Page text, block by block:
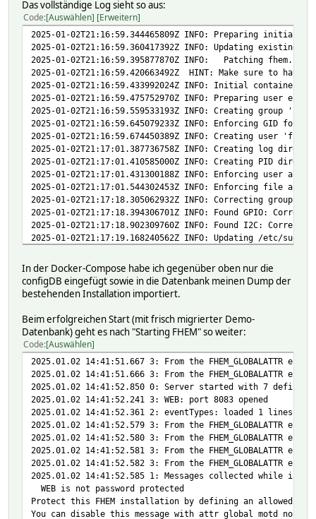
Das vollständige Log sieht so aus:
Code Auswählen Erweitern
2025-01-02T21:16:59.344465809Z INFO: Preparing initial
2025-01-02T21:16:59.360417392Z INFO: Updating existing
2025-01-02T21:16:59.395877870Z INFO: Patching
2025-01-02T21:16:59.420663492Z HINT: Make sure to
2025-01-02T21:16:59.433992024Z INFO: Initial container
2025-01-02T21:16:59.475752970Z INFO: Preparing user
2025-01-02T21:16:59.559533193Z INFO: Creating group
2025-01-02T21:16:59.645079233Z INFO: Enforcing GID for
2025-01-02T21:16:59.674450389Z INFO: Creating user
2025-01-02T21:17:01.387736758Z INFO: Creating log
2025-01-02T21:17:01.410585000Z INFO: Creating PID
2025-01-02T21:17:01.431300188Z INFO: Enforcing user
2025-01-02T21:17:01.544302453Z INFO: Enforcing file
2025-01-02T21:17:18.305062932Z INFO: Correcting group
2025-01-02T21:17:18.394306701Z INFO: Found GPIO:
2025-01-02T21:17:18.902309760Z INFO: Found I2C:
2025-01-02T21:17:19.168240562Z INFO: Updating /etc/
2025-01-02T21:17:19.353512262Z INFO: Adding 172.18.0.1
2025-01-02T21:17:19.368221043Z 172.18.0.1
2025-01-02T21:17:19.375281972Z INFO: Adding 172.18.0.1
2025-01-02T21:17:19.389125135Z 172.18.0.1
2025-01-02T21:17:19.397638812Z INFO: Pre-authorizing
2025-01-02T21:17:19.743104978Z INFO: Updating SSH
2025-01-02T21:17:19.796668322Z INFO: Preparing user
2025-01-02T21:17:19.853665805Z INFO: Starting FHEM
2025-01-02T21:17:20.833289941Z 2025.01.02 22:17:20 3:
2025-01-02T21:18:09.686426664Z 2025.01.02 22:18:09 3:
In der Docker-Compose habe ich gegenüber oben nur die
configDB eingefügt sowie in die Datenbank meinen Dump der
bestehenden Installation importiert.
Beim erfolgreichen Start (mit frisch migrierter Demo-
Datenbank) geht es nach "Starting FHEM" so weiter:
Code Auswählen
2025.01.02 14:41:51.667 3: From the FHEM_GLOBALATTR
2025.01.02 14:41:51.666 3: From the FHEM_GLOBALATTR
2025.01.02 14:41:52.850 0: Server started with 7
2025.01.02 14:41:52.241 3: WEB: port 8083 opened
2025.01.02 14:41:52.361 2: eventTypes: loaded 1 lines
2025.01.02 14:41:52.579 3: From the FHEM_GLOBALATTR
2025.01.02 14:41:52.580 3: From the FHEM_GLOBALATTR
2025.01.02 14:41:52.581 3: From the FHEM_GLOBALATTR
2025.01.02 14:41:52.582 3: From the FHEM_GLOBALATTR
2025.01.02 14:41:52.585 1: Messages collected while
WEB is not password protected
Protect this FHEM installation by defining an allowed
You can disable this message with attr global motd none